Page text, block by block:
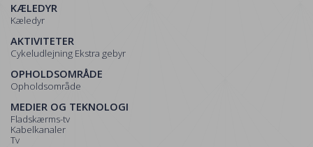
KÆLEDYR
Kæledyr
AKTIVITETER
Cykeludlejning Ekstra gebyr
OPHOLDSOMRÅDE
Opholdsområde
MEDIER OG TEKNOLOGI
Fladskærms-tv
Kabelkanaler
Tv